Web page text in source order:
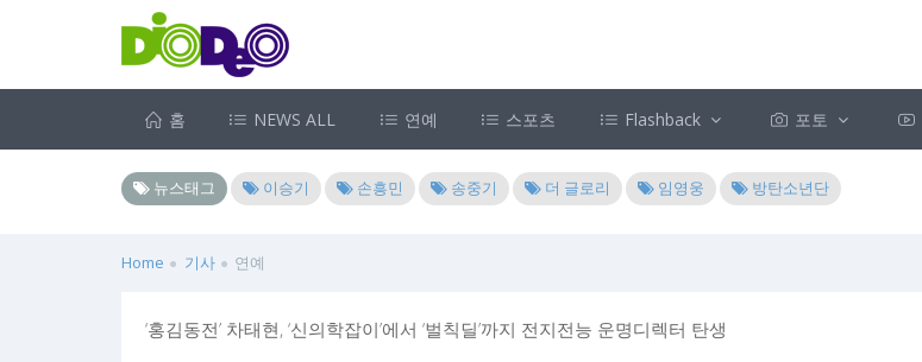
홈 NEWS ALL 연예 스포츠 Flashback 포토
뉴스태그 이승기 손흥민 송중기 더 글로리 임영웅 방탄소년단
Home 기사 연예
‘홍김동전’ 차태현, ‘신의학잡이’에서 ‘벌칙딜’까지 전지전능 운명디렉터 탄생